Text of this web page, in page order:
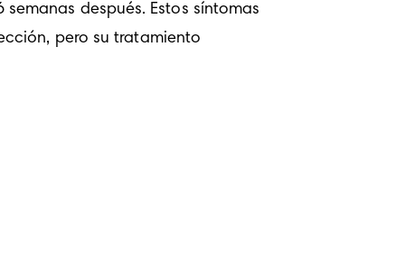
después. Estos síntomas
pero su tratamiento